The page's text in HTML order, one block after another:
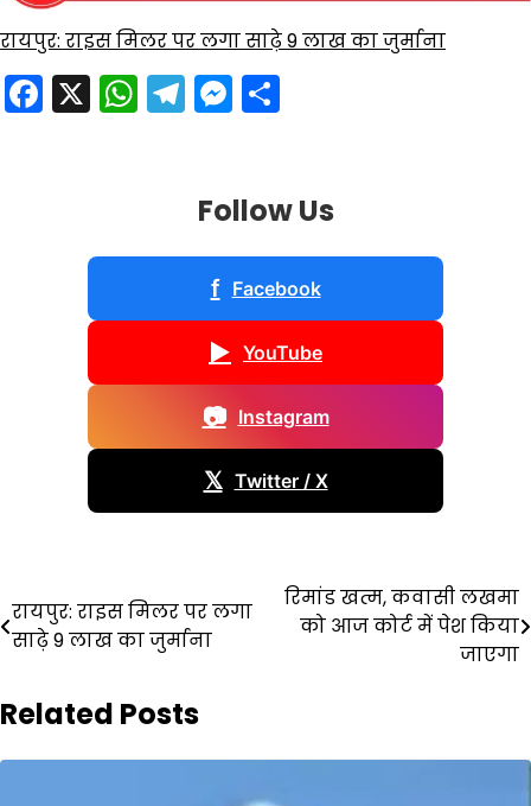
रायपुर: राइस मिलर पर लगा साढ़े 9 लाख का जुर्माना
Facebook
X WhatsApp
Telegram
Messenger
Follow Us
f Facebook
▶ YouTube
📷 Instagram
𝕏 Twitter / X
Post
navigation
रायपुर: राइस मिलर पर लगा
साढ़े 9 लाख का जुर्माना
रिमांड खत्म, कवासी लखमा
को आज कोर्ट में पेश किया
जाएगा
Related Posts